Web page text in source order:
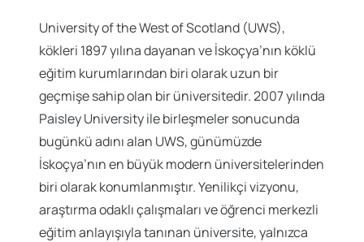
University of the West of Scotland (UWS),
kökleri 1897 yılına dayanan ve İskoçya’nın köklü
eğitim kurumlarından biri olarak uzun bir
geçmişe sahip olan bir üniversitedir. 2007 yılında
Paisley University ile birleşmeler sonucunda
bugünkü adını alan UWS, günümüzde
İskoçya’nın en büyük modern üniversitelerinden
biri olarak konumlanmıştır. Yenilikçi vizyonu,
araştırma odaklı çalışmaları ve öğrenci merkezli
eğitim anlayışıyla tanınan üniversite, yalnızca